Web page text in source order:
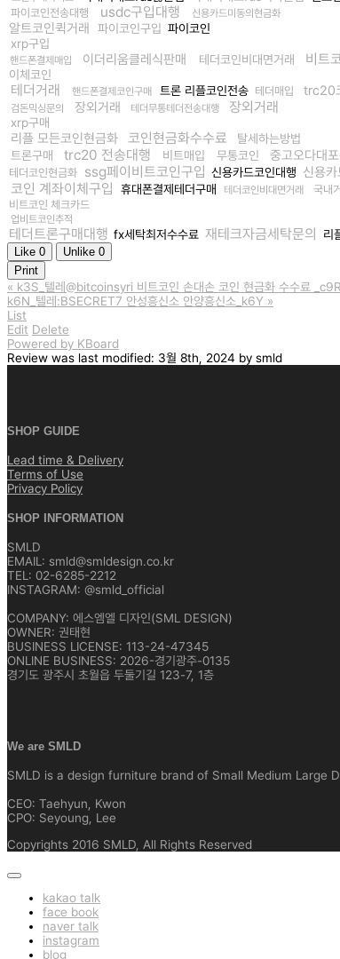
파이코인전송대행 usdc구입대행 신용카드미동의현금화
알트코인퀵거래 파이코인구입 파이코인
xrp구입
핸드폰결제매입 이더리움클레식판매 테더코인비대면거래 비트
이체코인
테더거래 핸드폰결제코인구매 트론 리플코인전송 테더매입 trc20
검돈믹싱문의 장외거래 테더무통테더전송대행 장외거래
xrp구매
리플 모든코인현금화 코인현금화수수료
탈세하는방법
트론구매
trc20 전송대행 비트매입 무통코인 중고오다대
테더코인현금화 ssg페이비트코인구입 신용카드코인대행 신용
코인 계좌이체구입 휴대폰결제테더구매 테더코인비대면거래 국내
비트코인 체크카드
업비트코인추적
테더트론구매대행 fx세탁최저수수료 재테크자금세탁문의 리
Like 0 Unlike 0
Print
« k3S_텔레@bitcoinsyri 비트코인 손대손 코인 현금화 수수료 _c9R
k6N_텔레:BSECRET7 안성흥신소 안양흥신소_k6Y »
List
Edit Delete
Powered by KBoard
Review was last modified: 3월 8th, 2024 by smld
SHOP GUIDE
Lead time & Delivery
Terms of Use
Privacy Policy
SHOP INFORMATION
SMLD
EMAIL: smld@smldesign.co.kr
TEL: 02-6285-2212
INSTAGRAM: @smld_official
COMPANY: 에스엠엘 디자인(SML DESIGN)
OWNER: 권태현
BUSINESS LICENSE: 113-24-47345
ONLINE BUSINESS: 2026-경기광주-0135
경기도 광주시 초월읍 두둘기길 123-7, 1층
We are SMLD
SMLD is a design furniture brand of Small Medium Large
CEO: Taehyun, Kwon
CPO: Seyoung, Lee
Copyrights 2016 SMLD, All Rights Reserved
kakao talk
face book
naver talk
instagram
blog